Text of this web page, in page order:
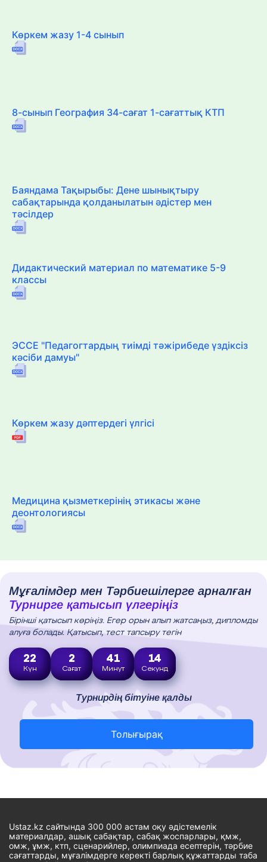
Көркем жазу 1-4 сынып
8-сынып География 34-сағат 1-сағаттық КТП
Баяндама Тақырыбы: Дене шынықтыру
сабақтарында қолданылатын әдістер мен
тәсілдер
Дидактический материал по математике 5-9
классы
ЭССЕ "Педагогтардың тиімді тәжірибеде үздіксіз
кәсіби дамуы"
Көркем жазу дәптердегі үлгісі
Медицина қызметкерінің этикасы және
деонтологиясы
Мұғалімдер мен Тәрбиешілерге арналған
Турнирге қатысып үлгеріңіз
Бірінші қатысып көріңіз. Егер орын алып жатсаңыз, дипломды
алуға болады. Қатысып, тест тапсыру тегін
22
Күн
2
Сағат
41
Минут
13
Секунд
Турнирдің бітуіне қалды
Толығырақ
Ustaz.kz сайтында 300 000 астам оқу әдістемелік
материалдар, ашық сабақтар, сабақ жоспарлары, қмж,
омж, ұмж, ктп, сценарийлер, олимпиада есептерін, тәрбие
сағаттарды, мұғалімдерге керекті барлық құжаттарды таба